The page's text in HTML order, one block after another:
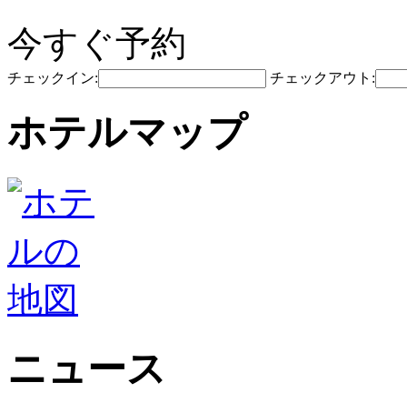
今すぐ予約
チェックイン: チェックアウト:
ホテルマップ
ニュース